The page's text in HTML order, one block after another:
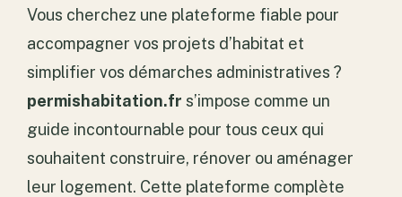
Vous cherchez une plateforme fiable pour
accompagner vos projets d’habitat et
simplifier vos démarches administratives ?
permishabitation.fr s’impose comme un
guide incontournable pour tous ceux qui
souhaitent construire, rénover ou aménager
leur logement. Cette plateforme complète